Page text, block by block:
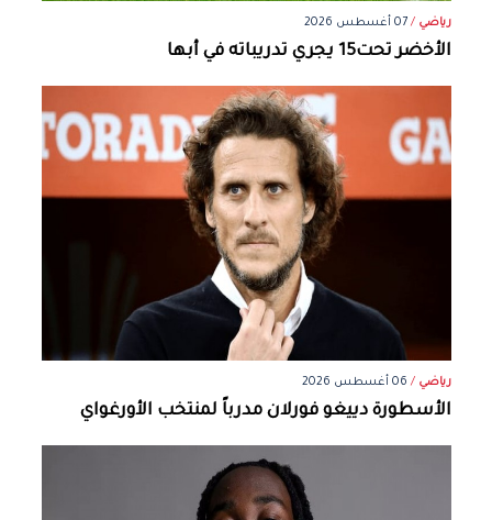
رياضي /07 أغسطس 2026
الأخضر تحت15 يجري تدريباته في أبها
رياضي / 06 أغسطس 2026
الأسطورة دييغو فورلان مدرباً لمنتخب الأورغواي